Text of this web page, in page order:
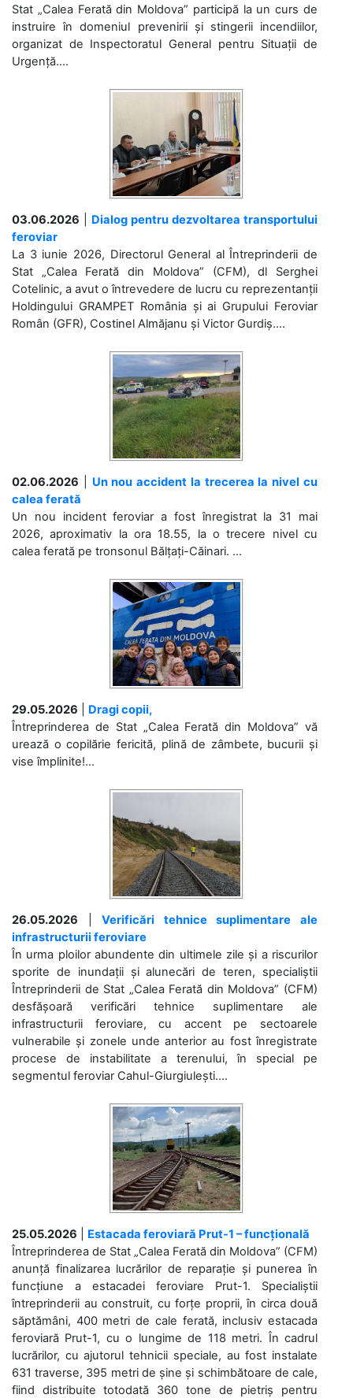
Stat „Calea Ferată din Moldova” participă la un curs de
instruire în domeniul prevenirii și stingerii incendiilor,
organizat de Inspectoratul General pentru Situații de
Urgență....
03.06.2026
Dialog pentru dezvoltarea transportului
feroviar
La 3 iunie 2026, Directorul General al Întreprinderii de
Stat „Calea Ferată din Moldova” (CFM), dl Serghei
Cotelinic, a avut o întrevedere de lucru cu reprezentanții
Holdingului GRAMPET România și ai Grupului Feroviar
Român (GFR), Costinel Almăjanu și Victor Gurdiș....
02.06.2026
Un nou accident la trecerea la nivel cu
calea ferată
Un nou incident feroviar a fost înregistrat la 31 mai
2026, aproximativ la ora 18.55, la o trecere nivel cu
calea ferată pe tronsonul Bălțați-Căinari. ...
29.05.2026
Dragi copii,
Întreprinderea de Stat „Calea Ferată din Moldova” vă
urează o copilărie fericită, plină de zâmbete, bucurii și
vise împlinite!...
26.05.2026 |Verificări tehnice suplimentare ale
infrastructurii feroviare
În urma ploilor abundente din ultimele zile și a riscurilor
sporite de inundații și alunecări de teren, specialiștii
Întreprinderii de Stat „Calea Ferată din Moldova” (CFM)
desfășoară verificări tehnice suplimentare ale
infrastructurii feroviare, cu accent pe sectoarele
vulnerabile și zonele unde anterior au fost înregistrate
procese de instabilitate a terenului, în special pe
segmentul feroviar Cahul-Giurgiulești....
25.05.2026
Estacada feroviară Prut-1 – funcțională
Întreprinderea de Stat „Calea Ferată din Moldova” (CFM)
anunță finalizarea lucrărilor de reparație și punerea în
funcțiune a estacadei feroviare Prut-1. Specialiștii
întreprinderii au construit, cu forțe proprii, în circa două
săptămâni, 400 metri de cale ferată, inclusiv estacada
feroviară Prut-1, cu o lungime de 118 metri. În cadrul
lucrărilor, cu ajutorul tehnicii speciale, au fost instalate
631 traverse, 395 metri de șine și schimbătoare de cale,
fiind distribuite totodată 360 tone de pietriș pentru